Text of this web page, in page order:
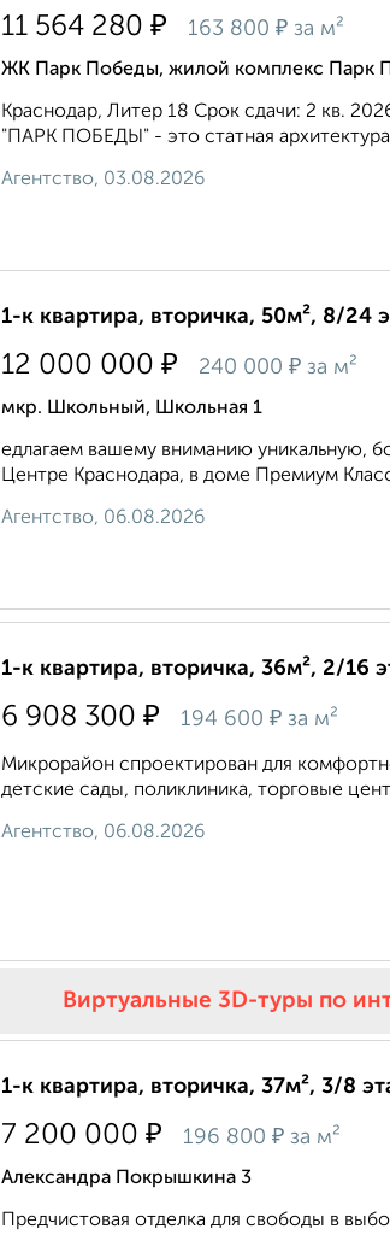
11 564 280 ₽ 163 800 ₽ за м²
ЖК Парк Победы, жилой комплекс Парк
Краснодар, Литер 18 Срок сдачи: 2 кв.
"ПАРК ПОБЕДЫ" - это статная
Агентство, 03.08.2026
1-к квартира, вторичка, 50м², 8/24
12 000 000 ₽ 240 000 ₽ за м²
мкр. Школьный, Школьная 1
едлагаем вашему вниманию уникальную,
Центре Краснодара, в доме Премиум
Агентство, 06.08.2026
1-к квартира, вторичка, 36м², 2/16
6 908 300 ₽ 194 600 ₽ за м²
Микрорайон спроектирован для
детские сады, поликлиника, торговые
Агентство, 06.08.2026
Виртуальные 3D-туры по
1-к квартира, вторичка, 37м², 3/8
7 200 000 ₽ 196 800 ₽ за м²
Александра Покрышкина 3
Пpeдчиcтoвая отделка для свобoды в